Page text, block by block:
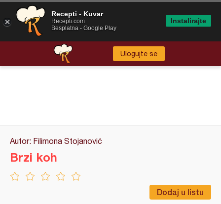
Ulogujte se
Autor: Filimona Stojanović
Dodaj u listu
Brzi koh
Recepti - Kuvar
Recepti.com
Besplatna - Google Play
Instalirajte